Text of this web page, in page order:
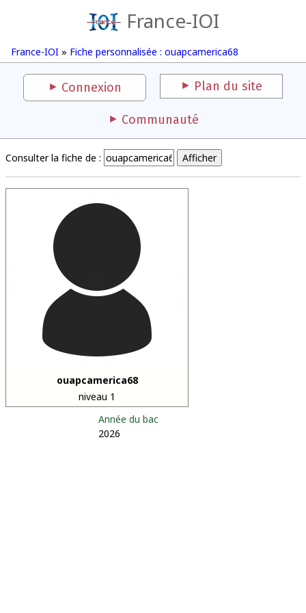
France-IOI
France-IOI » Fiche personnalisée : ouapcamerica68
Connexion Plan du site
Communauté
Consulter la fiche de :
ouapcamerica68
niveau 1
Année du bac
2026